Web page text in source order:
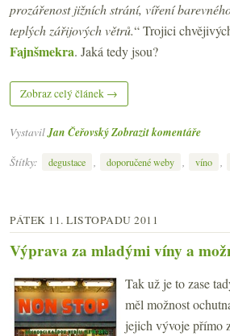
prozářenost jižních strání, víření
teplých zářijových větrů.“ Trojici
Fajnšmekra. Jaká tedy jsou?
Zobraz celý článek →
VystavilJan ČeřovskýZobrazit komentáře
Štítky:
degustace doporučené weby víno
PÁTEK 11. LISTOPADU 2011
Výprava za mladými víny a
Tak už je to zase
měl možnost
jejich vývoje přímo